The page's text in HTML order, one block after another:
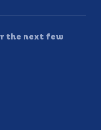
the next few